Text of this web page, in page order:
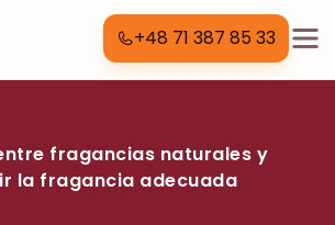
+48 71 387 85 33
fragancias naturales y
la fragancia adecuada